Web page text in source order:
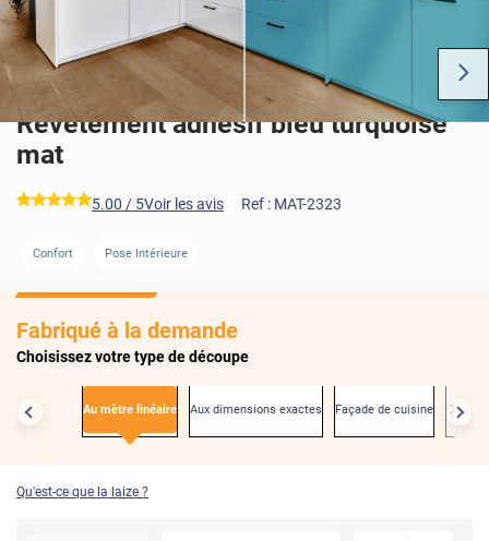
Revêtement adhésif bleu turquoise
mat
*****
5.00 / 5Voir les avis Ref : MAT-2323
Confort Pose Intérieure
Fabriqué à la demande
Choisissez votre type de découpe
Au mètre linéaire Aux dimensions exactes Façade de cuisine
Qu'est-ce que la laize ?